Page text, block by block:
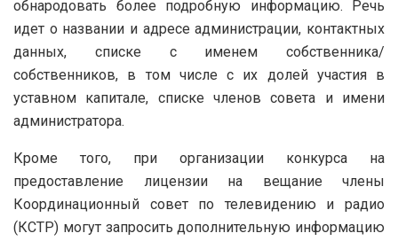
обнародовать более подробную информацию. Речь
идет о названии и адресе администрации, контактных
данных, списке с именем собственника/
собственников, в том числе с их долей участия в
уставном капитале, списке членов совета и имени
администратора.
Кроме того, при организации конкурса на
предоставление лицензии на вещание члены
Координационный совет по телевидению и радио
(КСТР) могут запросить дополнительную информацию